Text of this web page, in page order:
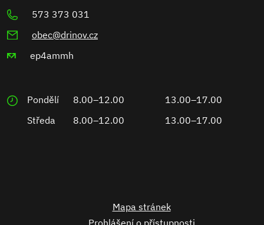
573 373 031
obec@drinov.cz
ep4ammh
Pondělí 8.00–12.00
13.00–17.00
Středa
8.00–12.00 13.00–17.00
Mapa stránek